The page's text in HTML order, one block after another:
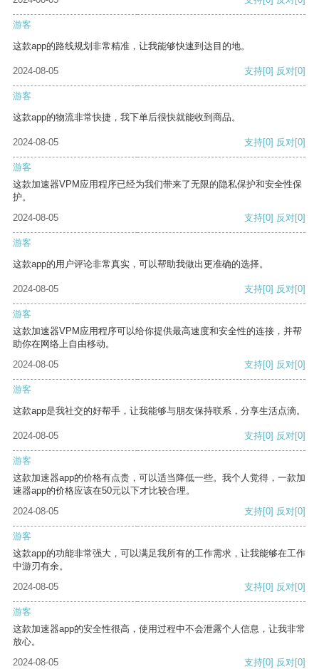
游客
这款app的路线规划非常精准，让我能够快速到达目的地。
2024-08-05 支持[0] 反对[0]
游客
这款app的物流非常快捷，我下单后很快就能收到商品。
2024-08-05 支持[0] 反对[0]
游客
这款加速器VPM应用程序已经为我们带来了无限的隐私保护和安全性保
护。
2024-08-05
支持[0] 反对[0]
游客
这款app的用户评论非常真实，可以帮助我做出更准确的选择。
2024-08-05 支持[0] 反对[0]
游客
这款加速器VPM应用程序可以给你提供最高速度和安全性的连接，并帮
助你在网络上自由移动。
2024-08-05
支持[0] 反对[0]
游客
这款app是我社交的好帮手，让我能够与朋友保持联系，分享生活点滴。
2024-08-05 支持[0] 反对[0]
游客
这款加速器app的价格有点贵，可以适当降低一些。我个人觉得，一款加
速器app的价格应该在50元以下才比较合理。
2024-08-05
支持[0] 反对[0]
游客
这款app的功能非常强大，可以满足我所有的工作需求，让我能够在工作
中游刃有余。
2024-08-05
支持[0] 反对[0]
游客
这款加速器app的安全性很高，使用过程中不会泄露个人信息，让我非常
放心。
2024-08-05
支持[0] 反对[0]